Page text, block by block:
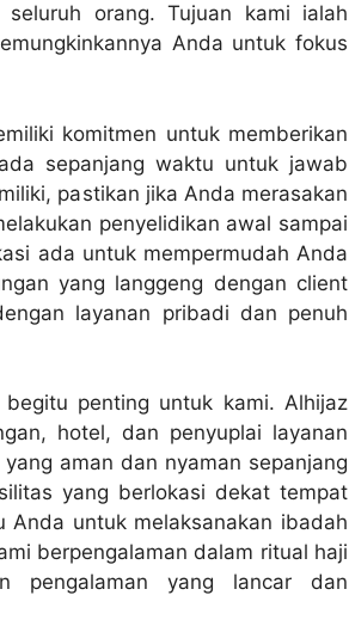
orang. Tujuan kami ialah
Anda untuk fokus
komitmen untuk memberikan
sepanjang waktu untuk jawab
pastikan jika Anda merasakan
penyelidikan awal sampai
ada untuk mempermudah Anda
yang langgeng dengan client
layanan pribadi dan penuh
penting untuk kami. Alhijaz
hotel, dan penyuplai layanan
aman dan nyaman sepanjang
yang berlokasi dekat tempat
Anda untuk melaksanakan ibadah
berpengalaman dalam ritual haji
pengalaman yang lancar dan